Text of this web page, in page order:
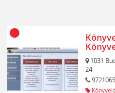
1031
24
9721065